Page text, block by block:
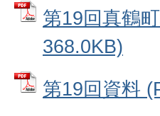
第19回真鶴
368.0KB)
第19回資料